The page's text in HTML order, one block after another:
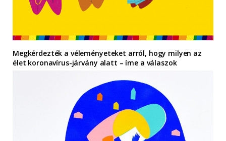
Megkérdezték a véleményeteket arról, hogy milyen az
élet koronavírus-járvány alatt – íme a válaszok